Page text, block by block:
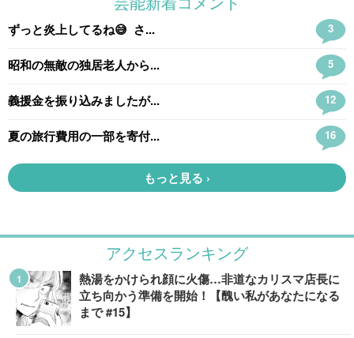
アクセスランキング
熱湯をかけられ顔に火傷…非道なカリスマ店長に
立ち向かう準備を開始！【醜い私があなたになる
まで #15】